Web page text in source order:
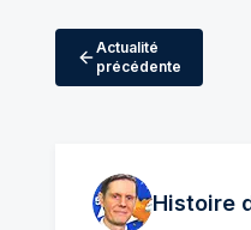
Actualité
précédente
Histoire